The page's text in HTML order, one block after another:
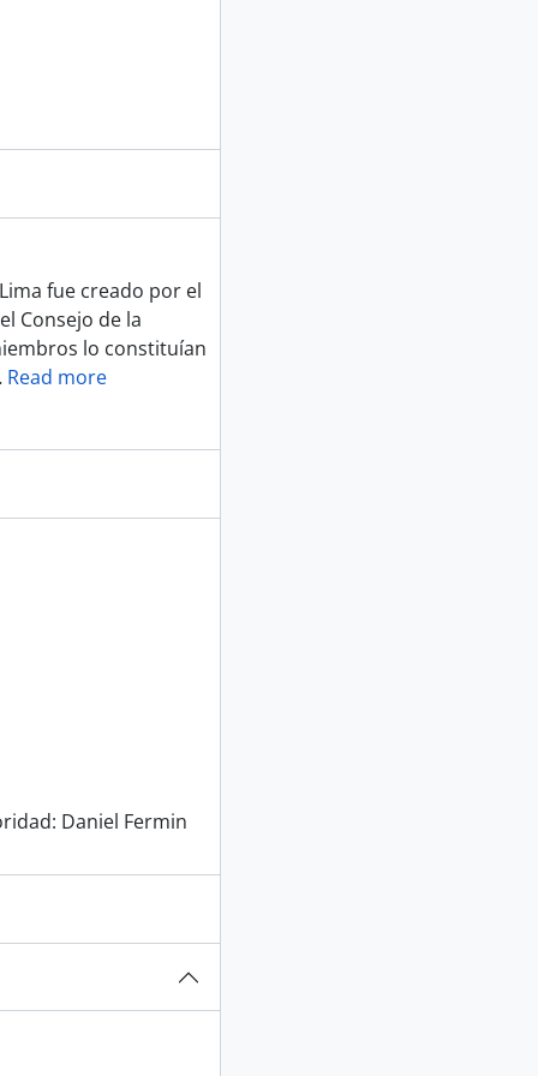
fue creado por el
Consejo de la
lo constituían
Read more
Daniel Fermin